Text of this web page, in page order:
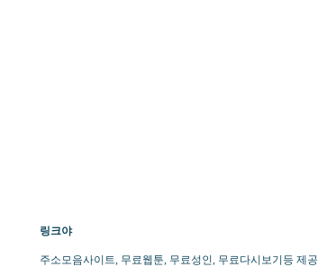
링크야
주소모음사이트, 무료웹툰, 무료성인, 무료다시보기등 제공